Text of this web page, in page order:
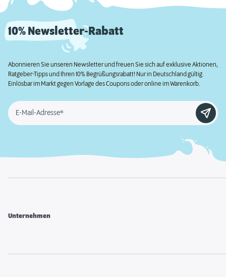
10% Newsletter-Rabatt
Abonnieren Sie unseren Newsletter und freuen Sie sich auf exklusive Aktionen,
Ratgeber-Tipps und Ihren 10% Begrüßungsrabatt! Nur in Deutschland gültig.
Einlösbar im Markt gegen Vorlage des Coupons oder online im Warenkorb.
E-Mail-Adresse*
Unternehmen